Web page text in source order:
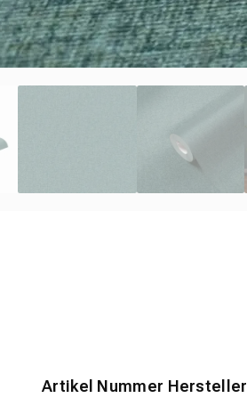
Artikel Nummer Hersteller